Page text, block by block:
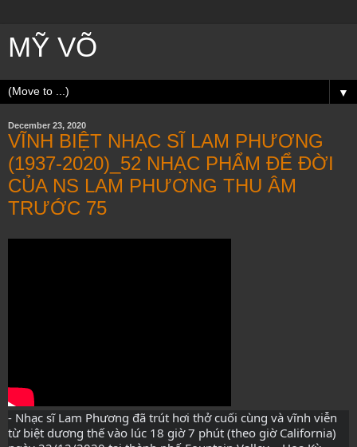
MỸ VÕ
▼
December 23, 2020
VĨNH BIỆT NHẠC SĨ LAM PHƯƠNG
(1937-2020)_52 NHẠC PHẨM ĐỂ ĐỜI
CỦA NS LAM PHƯƠNG THU ÂM
TRƯỚC 75
- Nhạc sĩ Lam Phương đã trút hơi thở cuối cùng và vĩnh viễn
từ biệt dương thế vào lúc 18 giờ 7 phút (theo giờ California)